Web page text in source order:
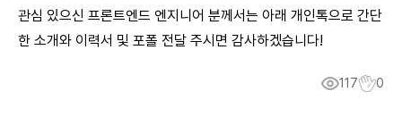
관심 있으신 프론트엔드 엔지니어 분께서는 아래 개인톡으로 간단
한 소개와 이력서 및 포폴 전달 주시면 감사하겠습니다!
117 0